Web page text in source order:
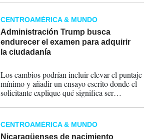
de 10 preguntas. El número de posibles
preguntas pasó de 100 a 128.
CENTROAMÉRICA & MUNDO
Administración Trump busca
endurecer el examen para adquirir
la ciudadanía
Los cambios podrían incluir elevar el puntaje
mínimo y añadir un ensayo escrito donde el
solicitante explique qué significa ser
CENTROAMÉRICA & MUNDO
Nicaragüenses de nacimiento